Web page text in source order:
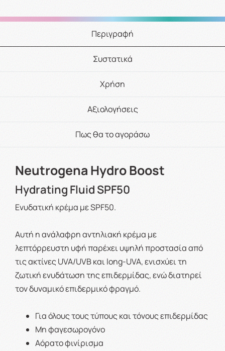
Περιγραφή
Συστατικά
Χρήση
Αξιολογήσεις
Πως θα το αγοράσω
Neutrogena Hydro Boost
Hydrating Fluid SPF50
Ενυδατική κρέμα με SPF50.
Αυτή η ανάλαφρη αντηλιακή κρέμα με
λεπτόρρευστη υφή παρέχει υψηλή προστασία από
τις ακτίνες UVA/UVB και long-UVA, ενισχύει τη
ζωτική ενυδάτωση της επιδερμίδας, ενώ διατηρεί
τον δυναμικό επιδερμικό φραγμό.
Για όλους τους τύπους και τόνους επιδερμίδας
Μη φαγεσωρογόνο
Αόρατο φινίρισμα